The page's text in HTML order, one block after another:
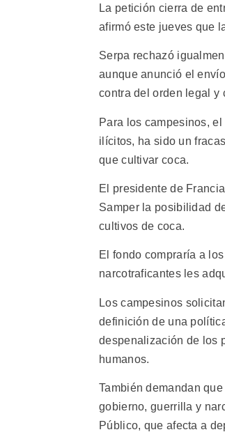
La petición cierra de
afirmó este jueves que
Serpa rechazó
aunque anunció el
contra del orden legal y
Para los campesinos,
ilícitos, ha sido un
que cultivar coca.
El presidente de
Samper la posibilidad
cultivos de coca.
El fondo compraría a
narcotraficantes les
Los campesinos
definición de una
despenalización de los
humanos.
También demandan
gobierno, guerrilla y
Público, que afecta a